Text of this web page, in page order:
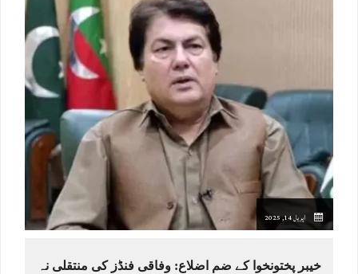
اپریل 14, 2025
خیبر پختونخوا کے ضم اضلاع: وفاقی فنڈز کی منتقلی نہ